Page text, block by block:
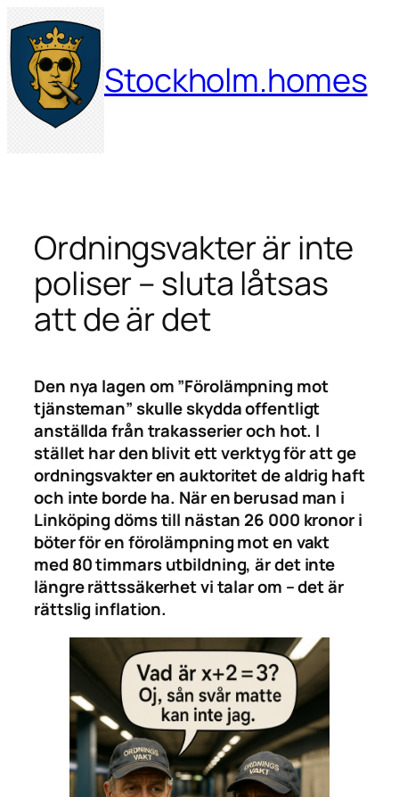
Hoppa
till
innehåll
Stockholm.homes
Ordningsvakter är inte
poliser – sluta låtsas
att de är det
Den nya lagen om ”Förolämpning mot
tjänsteman” skulle skydda offentligt
anställda från trakasserier och hot. I
stället har den blivit ett verktyg för att ge
ordningsvakter en auktoritet de aldrig haft
och inte borde ha. När en berusad man i
Linköping döms till nästan 26 000 kronor i
böter för en förolämpning mot en vakt
med 80 timmars utbildning, är det inte
längre rättssäkerhet vi talar om – det är
rättslig inflation.